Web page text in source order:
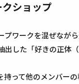
クショップ
プワークを混ぜなが
した「好きの正体
って他のメンバー